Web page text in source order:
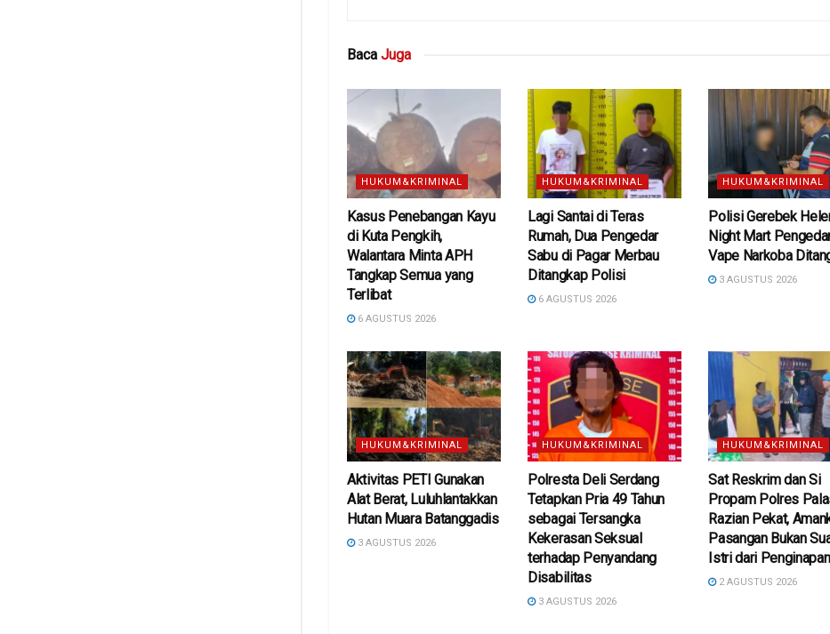
Baca Juga
HUKUM&KRIMINAL
Kasus Penebangan Kayu
di Kuta Pengkih,
Walantara Minta APH
Tangkap Semua yang
Terlibat
6 AGUSTUS 2026
HUKUM&KRIMINAL
Lagi Santai di Teras
Rumah, Dua Pengedar
Sabu di Pagar Merbau
Ditangkap Polisi
6 AGUSTUS 2026
HUKUM&KRIMINAL
Polisi Gerebek
Night Mart
Vape Narkoba
3 AGUSTUS 2026
HUKUM&KRIMINAL
Aktivitas PETI Gunakan
Alat Berat, Luluhlantakkan
Hutan Muara Batanggadis
3 AGUSTUS 2026
HUKUM&KRIMINAL
Polresta Deli Serdang
Tetapkan Pria 49 Tahun
sebagai Tersangka
Kekerasan Seksual
terhadap Penyandang
Disabilitas
3 AGUSTUS 2026
HUKUM&KRIMINAL
Sat Reskrim dan Si
Propam Polres
Razian Pekat,
Pasangan Bukan
Istri dari Penginapan
2 AGUSTUS 2026